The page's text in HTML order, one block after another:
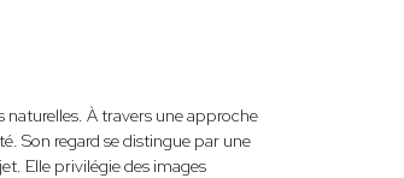
À travers une approche
Son regard se distingue par une
Elle privilégie des images